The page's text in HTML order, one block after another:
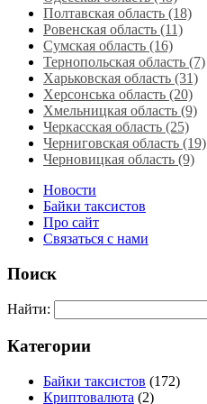
Полтавская область (18)
Ровенская область‎ (11)
Сумская область‎ (16)
Тернопольская область‎ (7)
Харьковская область‎ (31)
Херсонська область‎ (20)
Хмельницкая область‎ (9)
Черкасская область‎ (25)
Черниговская область (19)
Черновицкая область (9)
Новости
Байки таксистов
Про сайт
Связаться с нами
Поиск
Найти:
Категории
Байки таксистов (172)
Криптовалюта (2)